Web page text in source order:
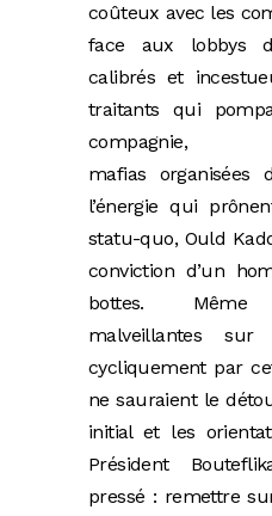
coûteux avec les
face aux lobbys
calibrés et
traitants qui
mafias organisées
l’énergie qui
statu-quo, Ould
conviction d’un
bottes.
malveillantes
cycliquement par
ne sauraient le
initial et les
Président
pressé : remettre